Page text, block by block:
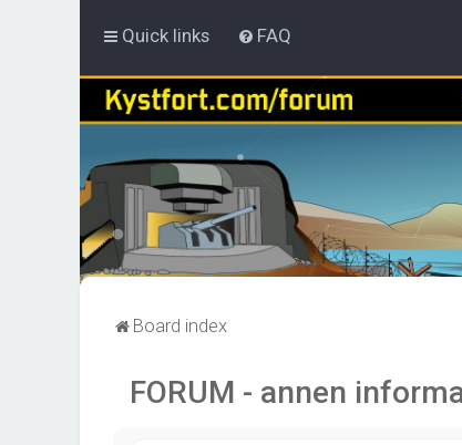
Quick links FAQ
Board index
FORUM - annen